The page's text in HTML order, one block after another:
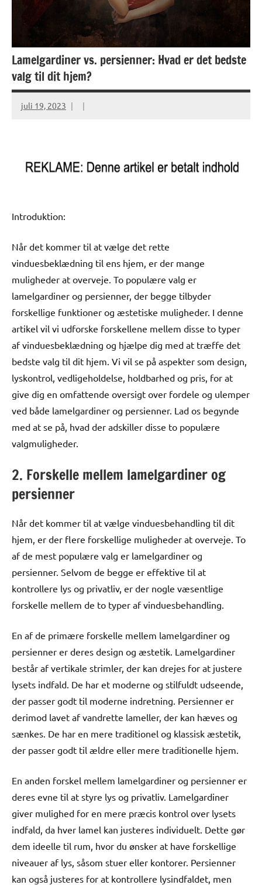
Lamelgardiner vs. persienner: Hvad er det bedste
valg til dit hjem?
juli 19, 2023
Introduktion:
Når det kommer til at vælge det rette
vinduesbeklædning til ens hjem, er der mange
muligheder at overveje. To populære valg er
lamelgardiner og persienner, der begge tilbyder
forskellige funktioner og æstetiske muligheder. I denne
artikel vil vi udforske forskellene mellem disse to typer
af vinduesbeklædning og hjælpe dig med at træffe det
bedste valg til dit hjem. Vi vil se på aspekter som design,
lyskontrol, vedligeholdelse, holdbarhed og pris, for at
give dig en omfattende oversigt over fordele og ulemper
ved både lamelgardiner og persienner. Lad os begynde
med at se på, hvad der adskiller disse to populære
valgmuligheder.
2. Forskelle mellem lamelgardiner og
persienner
Når det kommer til at vælge vinduesbehandling til dit
hjem, er der flere forskellige muligheder at overveje. To
af de mest populære valg er lamelgardiner og
persienner. Selvom de begge er effektive til at
kontrollere lys og privatliv, er der nogle væsentlige
forskelle mellem de to typer af vinduesbehandling.
En af de primære forskelle mellem lamelgardiner og
persienner er deres design og æstetik. Lamelgardiner
består af vertikale strimler, der kan drejes for at justere
lysets indfald. De har et moderne og stilfuldt udseende,
der passer godt til moderne indretning. Persienner er
derimod lavet af vandrette lameller, der kan hæves og
sænkes. De har en mere traditionel og klassisk æstetik,
der passer godt til ældre eller mere traditionelle hjem.
En anden forskel mellem lamelgardiner og persienner er
deres evne til at styre lys og privatliv. Lamelgardiner
giver mulighed for en mere præcis kontrol over lysets
indfald, da hver lamel kan justeres individuelt. Dette gør
dem ideelle til rum, hvor du ønsker at have forskellige
niveauer af lys, såsom stuer eller kontorer. Persienner
kan også justeres for at kontrollere lysindfaldet, men